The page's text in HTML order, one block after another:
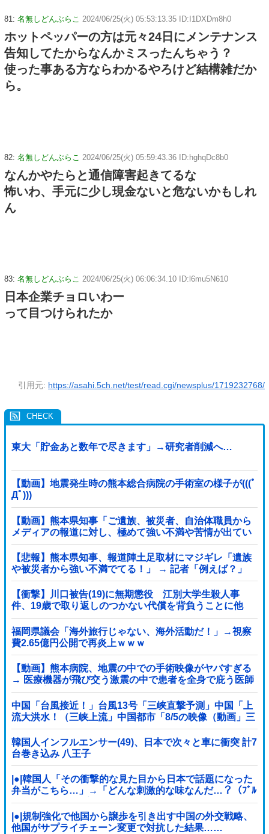
81: 名無しどんぶらこ 2024/06/25(火) 05:53:13.35 ID:I1DXDm8h0
ホットペッパーの方は元々24日にメンテナンス
告知してたからなんかミスったんちゃう？
使った事ある方ならわかるやろけど結構雑だか
ら。
82: 名無しどんぶらこ 2024/06/25(火) 05:59:43.36 ID:hghqDc8b0
なんかやたらと通信障害起きてるな
怖いわ、手元に少し現金ないと危ないかもしれ
ん
83: 名無しどんぶらこ 2024/06/25(火) 06:06:34.10 ID:l6mu5N610
日本企業チョロいわー
って目つけられたか
引用元: https://asahi.5ch.net/test/read.cgi/newsplus/1719232768/
東大「貯金あと数年で尽きます」→研究者削減へ…
【動画】地震発生時の熊本総合病院の手術室の様子が(((ﾟ
Дﾟ)))
【動画】熊本県知事「ご遺族、被災者、自治体職員から
メディアの報道に対し、極めて強い不満や苦情が出てい
る」記者「具体的には？」→
【悲報】熊本県知事、報道陣土足取材にマジギレ「遺族
や被災者から強い不満でてる！」 → 記者「例えば？」
→ 知事、怒り通り越して呆れてしまう …...
【衝撃】川口被告(19)に無期懲役 江別大学生殺人事
件、19歳で取り返しのつかない代償を背負うことに他
福岡県議会「海外旅行じゃない、海外活動だ！」→視察
費2.65億円公開で再炎上ｗｗｗ
【動画】熊本病院、地震の中での手術映像がヤバすぎる
→ 医療機器が飛び交う激震の中で患者を全身で庇う医師
らの咄嗟の行動に世界中から絶賛の嵐
中国「台風接近！」台風13号「三峡直撃予測」中国「上
流大洪水！（三峡上流」中国都市「8/5の映像（動画」三
峡ダム「緊急放流（決壊危機」中国「下流大水害（震え
声」→
韓国人インフルエンサー(49)、日本で次々と車に衝突 計7
台巻き込み 八王子
|●|韓国人「その衝撃的な見た目から日本で話題になった
弁当がこちら…」→「どんな刺激的な味なんだ…？（ﾌﾞﾙ
ﾌﾞﾙ」＝韓国の反応
|●|規制強化で他国から譲歩を引き出す中国の外交戦略、
他国がサプライチェーン変更で対抗した結果……